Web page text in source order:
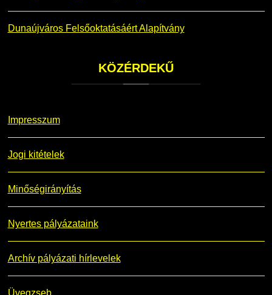
Dunaújváros Felsőoktatásáért Alapítvány
KÖZÉRDEKŰ
Impresszum
Jogi kitételek
Minőségirányítás
Nyertes pályázataink
Archív pályázati hírlevelek
Üvegzseb